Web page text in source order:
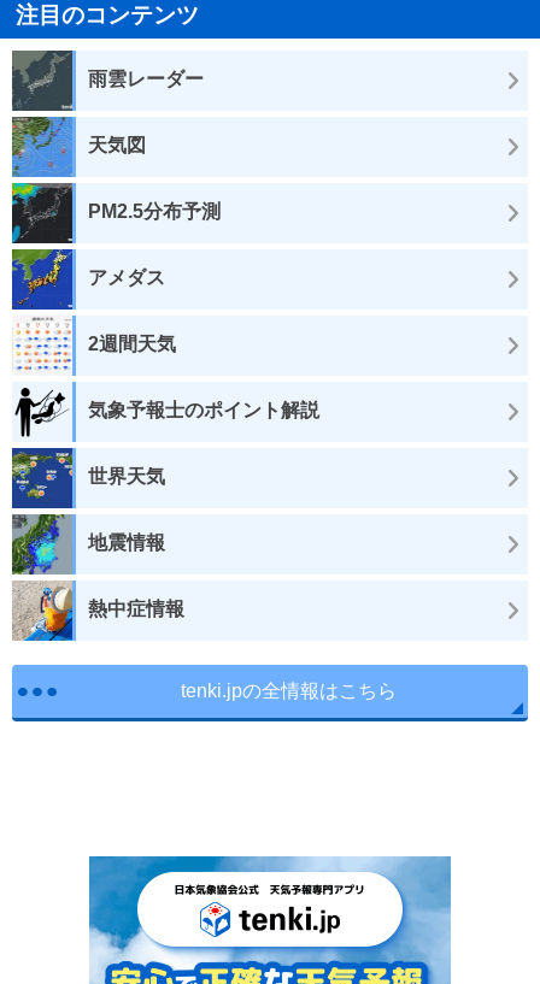
注目のコンテンツ
雨雲レーダー
天気図
PM2.5分布予測
アメダス
2週間天気
気象予報士のポイント解説
世界天気
地震情報
熱中症情報
tenki.jpの全情報はこちら